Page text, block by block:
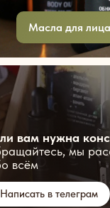
вам нужна
мы
всём
Масла для
Написать в телеграм